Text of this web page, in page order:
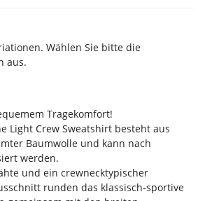
Wählen Sie bitte die
aus.
Tragekomfort!
Light Crew Sweatshirt besteht aus
Baumwolle und kann nach
werden.
und ein crewnecktypischer
runden das klassisch-sportive